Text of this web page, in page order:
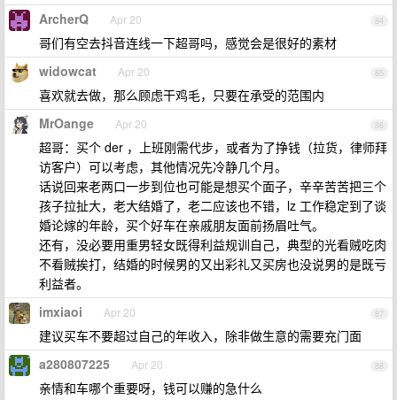
84
ArcherQ Apr 20
哥们有空去抖音连线一下超哥吗，感觉会是很好的素材
85
widowcat Apr 20
喜欢就去做，那么顾虑干鸡毛，只要在承受的范围内
86
MrOange Apr 20
超哥：买个 der ，上班刚需代步，或者为了挣钱（拉货，律师拜
访客户）可以考虑，其他情况先冷静几个月。
话说回来老两口一步到位也可能是想买个面子，辛辛苦苦把三个
孩子拉扯大，老大结婚了，老二应该也不错，lz 工作稳定到了谈
婚论嫁的年龄，买个好车在亲戚朋友面前扬眉吐气。
还有，没必要用重男轻女既得利益规训自己，典型的光看贼吃肉
不看贼挨打，结婚的时候男的又出彩礼又买房也没说男的是既亏
利益者。
87
imxiaoi Apr 20
建议买车不要超过自己的年收入，除非做生意的需要充门面
88
a280807225 Apr 20
亲情和车哪个重要呀，钱可以赚的急什么